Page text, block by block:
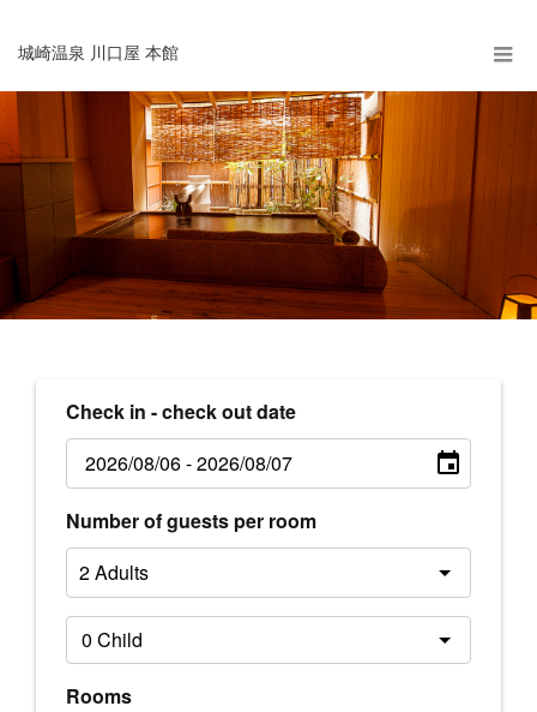
城崎温泉 川口屋 本館
Check in - check out date
Number of guests per room
Rooms